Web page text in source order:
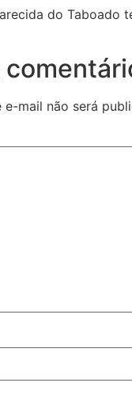
do Taboado
e-mail não será